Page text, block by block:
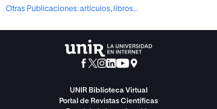
Otras Publicaciones: artículos, libros...
UNIR Biblioteca Virtual
Portal de Revistas Científicas